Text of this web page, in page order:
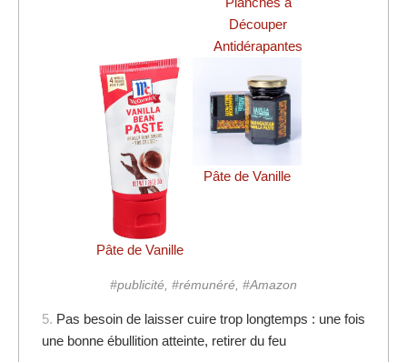
Découper
Antidérapantes
Pâte de Vanille
Pâte de Vanille
#publicité, #rémunéré, #Amazon
5. Pas besoin de laisser cuire trop longtemps : une fois
une bonne ébullition atteinte, retirer du feu